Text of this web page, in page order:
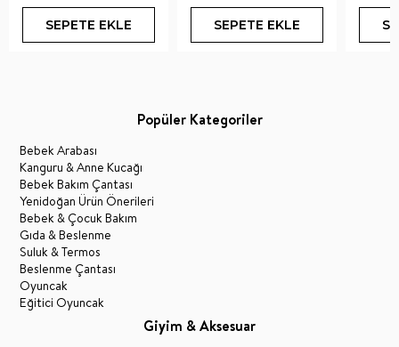
SEPETE EKLE
SEPETE EKLE
Popüler Kategoriler
Bebek Arabası
Kanguru & Anne Kucağı
Bebek Bakım Çantası
Yenidoğan Ürün Önerileri
Bebek & Çocuk Bakım
Gıda & Beslenme
Suluk & Termos
Beslenme Çantası
Oyuncak
Eğitici Oyuncak
Giyim & Aksesuar